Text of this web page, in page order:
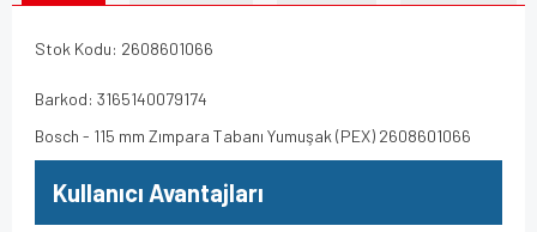
Stok Kodu: 2608601066
Barkod: 3165140079174
Bosch - 115 mm Zımpara Tabanı Yumuşak (PEX) 2608601066
Kullanıcı Avantajları